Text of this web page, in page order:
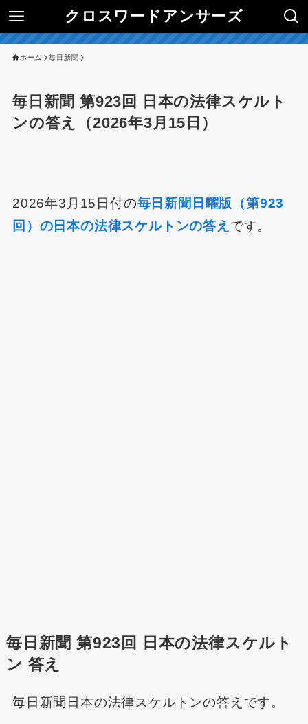
クロスワードアンサーズ
ホーム 毎日新聞
毎日新聞 第923回 日本の法律スケルト
ンの答え（2026年3月15日）
2026年3月15日付の毎日新聞日曜版（第923
回）の日本の法律スケルトンの答え です。
毎日新聞 第923回 日本の法律スケルト
ン 答え
毎日新聞日本の法律スケルトンの答えです。